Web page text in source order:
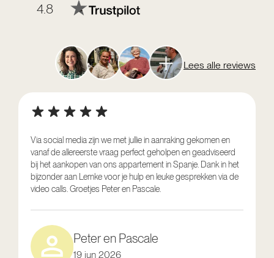
4.8
Lees alle reviews
Via social media zijn we met jullie in aanraking gekomen en
vanaf de allereerste vraag perfect geholpen en geadviseerd
bij het aankopen van ons appartement in Spanje. Dank in het
bijzonder aan Lemke voor je hulp en leuke gesprekken via de
video calls. Groetjes Peter en Pascale.
Peter en Pascale
19 jun 2026